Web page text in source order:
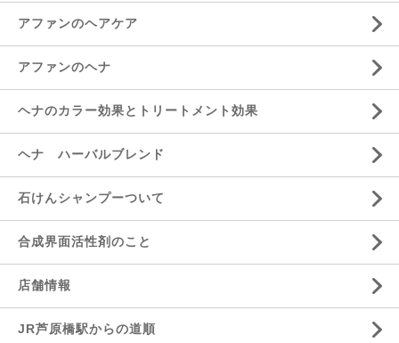
アファンのヘアケア
アファンのヘナ
ヘナのカラー効果とトリートメント効果
ヘナ ハーバルブレンド
石けんシャンプーついて
合成界面活性剤のこと
店舗情報
JR芦原橋駅からの道順